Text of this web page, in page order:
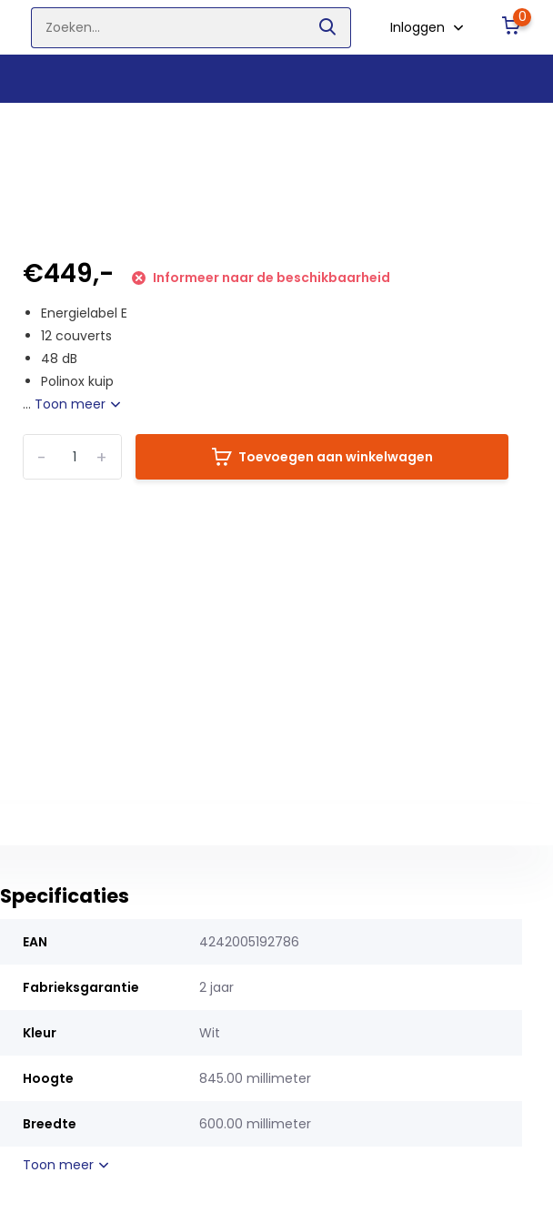
Inloggen
0
€449,-
Informeer naar de beschikbaarheid
Energielabel E
12 couverts
48 dB
Polinox kuip
... Toon meer
+
- Toevoegen aan winkelwagen
Specificaties
EAN 4242005192786
Fabrieksgarantie 2 jaar
Kleur Wit
Hoogte 845.00 millimeter
Breedte 600.00 millimeter
Toon meer